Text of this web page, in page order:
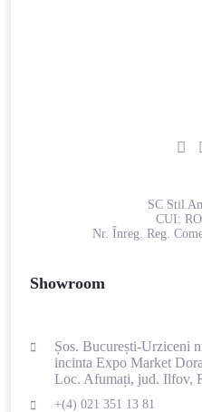
SC Stil
CUI:
Nr. Înreg. Reg.
Showroom
Șos. București-Urziceni
incinta Expo Market
Loc. Afumați, jud. Ilfov,
+(4) 021 351 13 81